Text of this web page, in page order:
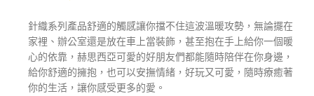
針織系列產品舒適的觸感讓你擋不住這波溫暖攻勢，無論擺在
家裡、辦公室還是放在車上當裝飾，甚至抱在手上給你一個暖
心的依靠，赫思西亞可愛的好朋友們都能隨時陪伴在你身邊，
給你舒適的擁抱，也可以安撫情緒，好玩又可愛，隨時療癒著
你的生活，讓你感受更多的愛。